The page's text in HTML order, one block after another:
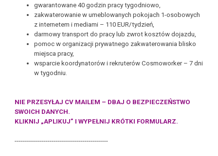
gwarantowane 40 godzin pracy tygodniowo,
zakwaterowanie w umeblowanych pokojach 1-osobowych
z internetem i mediami – 110 EUR/tydzień,
darmowy transport do pracy lub zwrot kosztów dojazdu,
pomoc w organizacji prywatnego zakwaterowania blisko
miejsca pracy,
wsparcie koordynatorów i rekruterów Cosmoworker – 7 dni
w tygodniu.
NIE PRZESYŁAJ CV MAILEM – DBAJ O BEZPIECZEŃSTWO
SWOICH DANYCH.
KLIKNIJ „APLIKUJ” I WYPEŁNIJ KRÓTKI FORMULARZ.
------------------------------------------------